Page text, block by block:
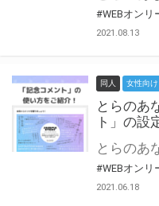
#WEBオンリ
2021.08.13
同人 女性向け
とらのあ
ト」の設
#WEBオンリ
2021.06.18